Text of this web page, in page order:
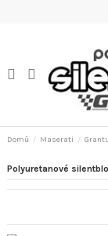
Domů Maserati
Polyuretanové